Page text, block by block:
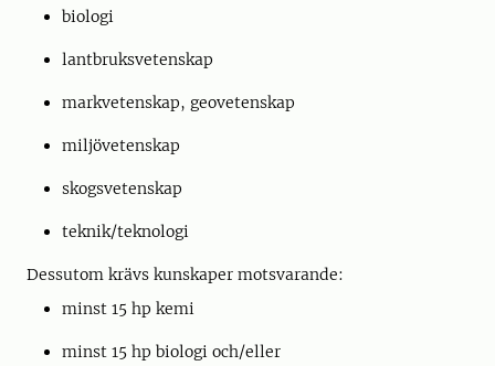
biologi
lantbruksvetenskap
markvetenskap, geovetenskap
miljövetenskap
skogsvetenskap
teknik/teknologi
Dessutom krävs kunskaper motsvarande:
minst 15 hp kemi
minst 15 hp biologi och/eller